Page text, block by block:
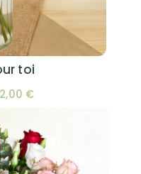
toi
€